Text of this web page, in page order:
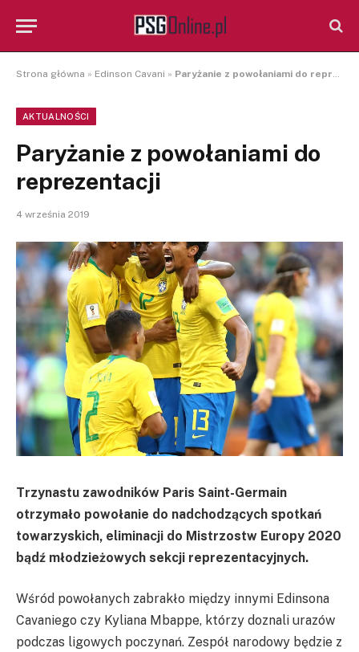
Strona główna » Edinson Cavani » Paryżanie z powołaniami do reprezentacji
AKTUALNOŚCI
Paryżanie z powołaniami do
reprezentacji
4 września 2019
Trzynastu zawodników Paris Saint-Germain
otrzymało powołanie do nadchodzących spotkań
towarzyskich, eliminacji do Mistrzostw Europy 2020
bądź młodzieżowych sekcji reprezentacyjnych.
Wśród powołanych zabrakło między innymi Edinsona
Cavaniego czy Kyliana Mbappe, którzy doznali urazów
podczas ligowych poczynań. Zespół narodowy będzie z